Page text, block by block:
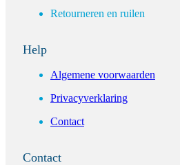
Retourneren en ruilen
Help
Algemene voorwaarden
Privacyverklaring
Contact
Contact